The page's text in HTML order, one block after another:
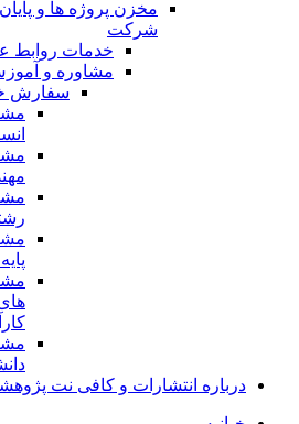
مخزن پروژه ها و
شرکت
خدمات
مشاوره و
سفارش
درباره انتشارات و کافی نت